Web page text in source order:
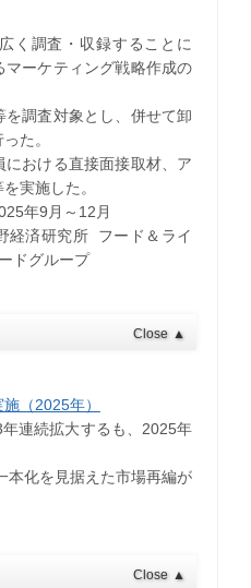
く調査・収録することに
マーケティング戦略作成の
を調査対象とし、併せて卸
た。
における直接面接取材、ア
実施した。
年9月～12月
経済研究所 フード＆ライ
ドグループ
Close ▲
（2025年）
連続拡大するも、2025年
本化を見据えた市場再編が
Close ▲